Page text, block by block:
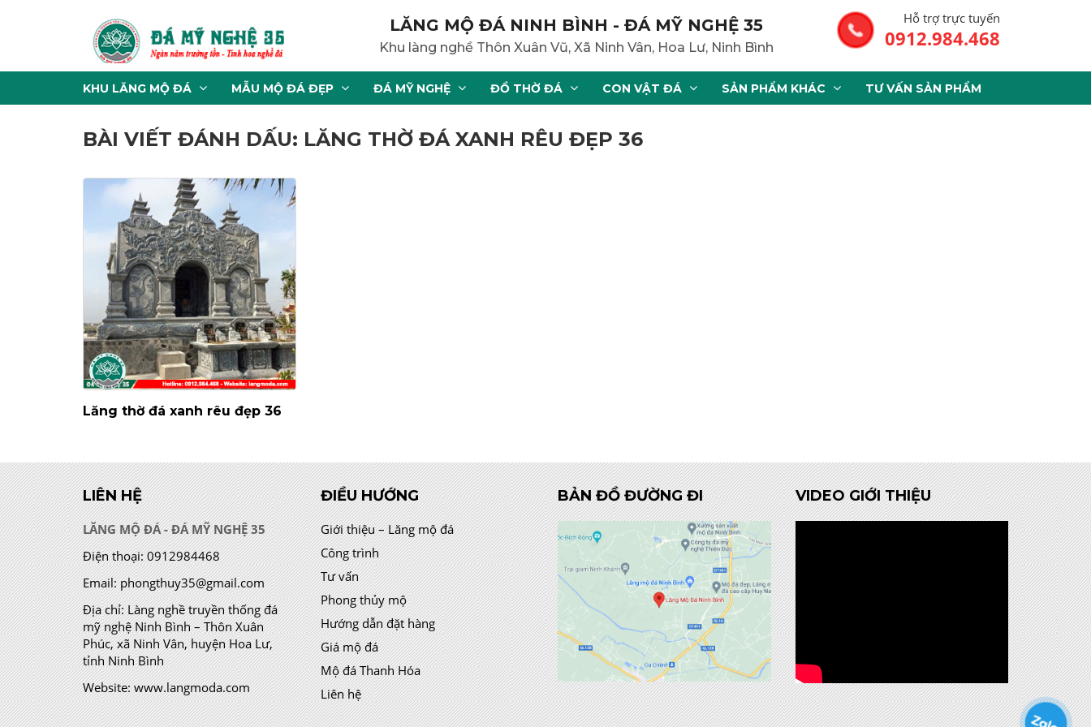
LĂNG MỘ ĐÁ NINH BÌNH - ĐÁ MỸ NGHỆ 35
Khu làng nghề Thôn Xuân Vũ, Xã Ninh Vân, Hoa Lư, Ninh Bình
Hỗ trợ trực tuyến
0912.984.468
KHU LĂNG MỘ ĐÁ MẪU MỘ ĐÁ ĐẸP ĐÁ MỸ NGHỆ ĐỒ THỜ ĐÁ CON VẬT ĐÁ SẢN PHẨM KHÁC TƯ VẤN SẢN PHẨM
BÀI VIẾT ĐÁNH DẤU: LĂNG THỜ ĐÁ XANH RÊU ĐẸP 36
Lăng thờ đá xanh rêu đẹp 36
LIÊN HỆ
LĂNG MỘ ĐÁ - ĐÁ MỸ NGHỆ 35
Điện thoại: 0912984468
Email: phongthuy35@gmail.com
Địa chỉ:Làng nghề truyền thống đá
mỹ nghệ Ninh Bình – Thôn Xuân
Phúc, xã Ninh Vân, huyện Hoa Lư,
tỉnh Ninh Bình
Website: www.langmoda.com
ĐIỀU HƯỚNG
Giới thiệu – Lăng mộ đá
Công trình
Tư vấn
Phong thủy mộ
Hướng dẫn đặt hàng
Giá mộ đá
Mộ đá Thanh Hóa
Liên hệ
BẢN ĐỒ ĐƯỜNG ĐI VIDEO GIỚI THIỆU